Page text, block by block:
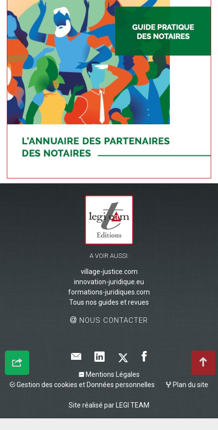
A VOIR AUSSI:
village-justice.com
innovation-juridique.eu
formations-juridiques.com
Tous nos guides et revues
NOUS CONTACTER
Mentions Légales
Gestion des cookies et Données personnelles
Plan du site
Site réalisé par LEGI TEAM